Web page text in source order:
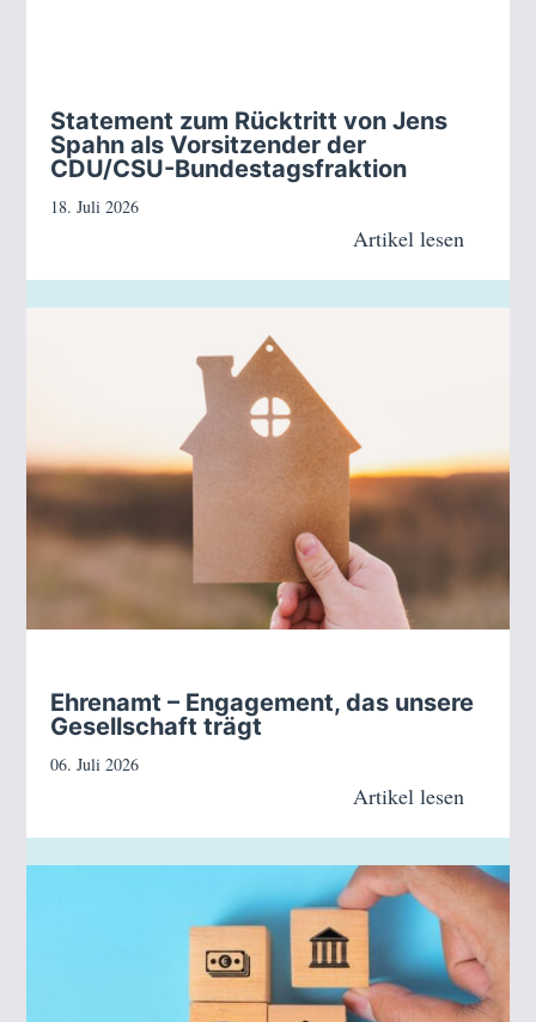
Statement zum Rücktritt von Jens
Spahn als Vorsitzender der
CDU/CSU-Bundestagsfraktion
18. Juli 2026
Artikel lesen
Ehrenamt – Engagement, das unsere
Gesellschaft trägt
06. Juli 2026
Artikel lesen